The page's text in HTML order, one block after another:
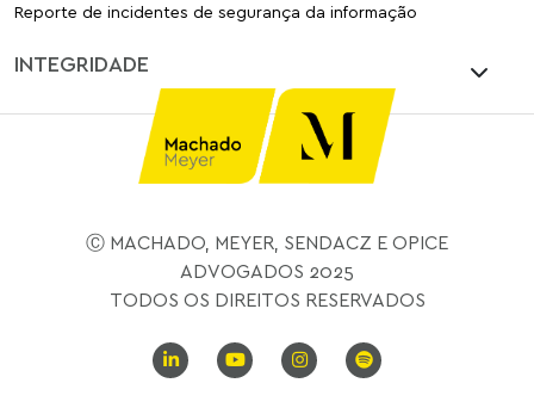
Reporte de incidentes de segurança da informação
INTEGRIDADE
Ⓒ MACHADO, MEYER, SENDACZ E OPICE
ADVOGADOS 2025
TODOS OS DIREITOS RESERVADOS